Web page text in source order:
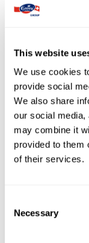
This website
We use cookies
provide social
We also share
our social media,
may combine it
provided to them
of their services.
Selection
Necessary
wurden aufgrund
zusammengefasst.
2.1 Liste der
Die doppelte